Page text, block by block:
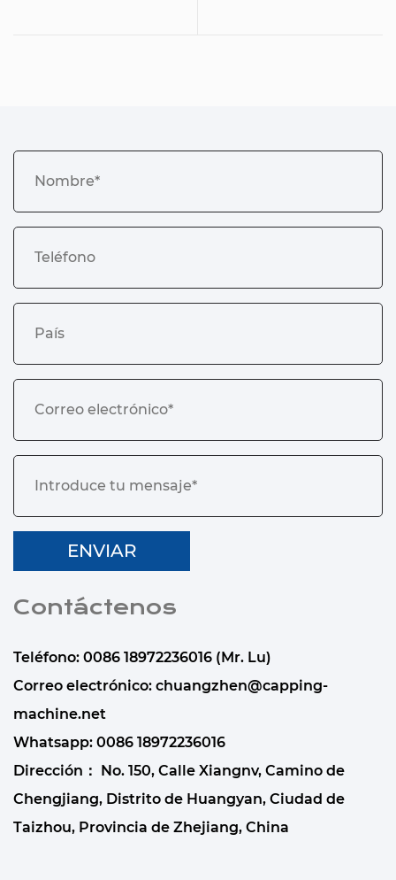
Contáctenos
Teléfono: 0086 18972236016 (Mr. Lu)
Correo electrónico: chuangzhen@capping-
machine.net
Whatsapp: 0086 18972236016
Dirección： No. 150, Calle Xiangnv, Camino de
Chengjiang, Distrito de Huangyan, Ciudad de
Taizhou, Provincia de Zhejiang, China